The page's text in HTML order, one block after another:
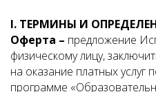
I. ТЕРМИНЫ И
Оферта – предложение
физическому лицу,
на оказание платных
программе